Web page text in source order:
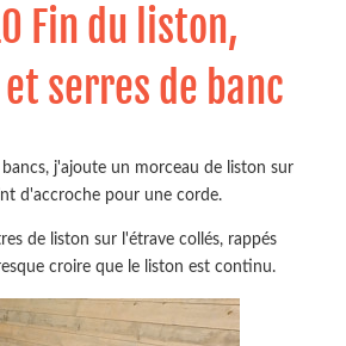
Fin du liston,
serres de banc
j'ajoute un morceau de liston sur
d'accroche pour une corde.
de liston sur l'étrave collés, rappés
croire que le liston est continu.